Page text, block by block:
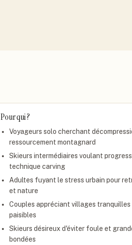
Pour qui ?
Voyageurs solo cherchant
ressourcement montagnard
Skieurs intermédiaires voulant
technique carving
Adultes fuyant le stress urbain pour
et nature
Couples appréciant villages
paisibles
Skieurs désireux d'éviter foule et
bondées